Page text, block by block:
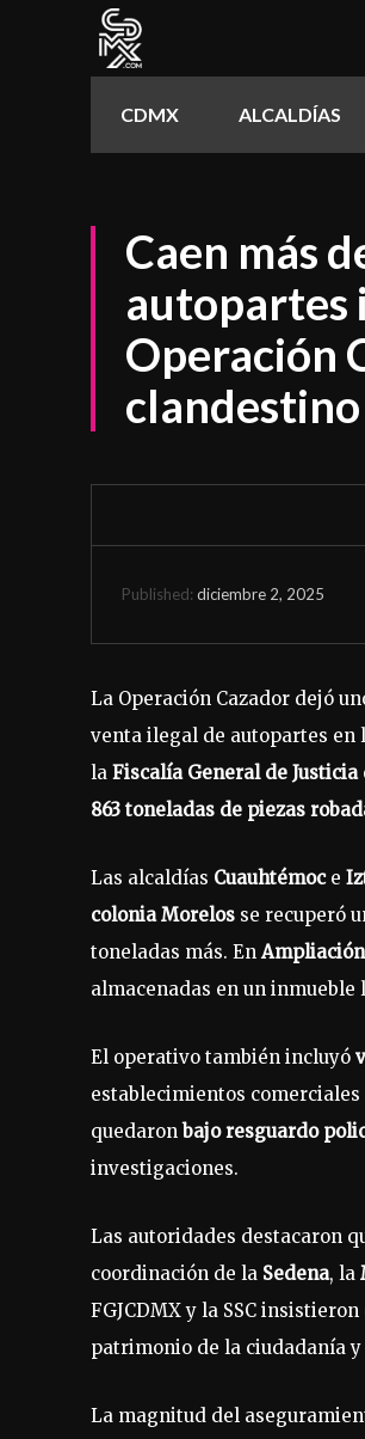
CDMX ALCALDÍAS
Caen más
autopartes
Operación
clandestino
Published: diciembre 2, 2025
La Operación Cazador dejó
venta ilegal de autopartes en
la Fiscalía General de
863 toneladas de piezas
Las alcaldías Cuauhtémoce
colonia Morelos se recuperó
toneladas más. En
almacenadas en un
El operativo también incluyó
establecimientos
quedaronbajo resguardo
investigaciones.
Las autoridades destacaron
coordinación de la Sedena, la
FGJCDMX y la SSC
patrimonio de la ciudadanía
La magnitud del